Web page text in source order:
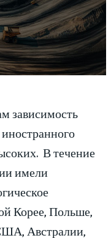
зависимость
В течение
имели
Корее, Польше,
Австралии,